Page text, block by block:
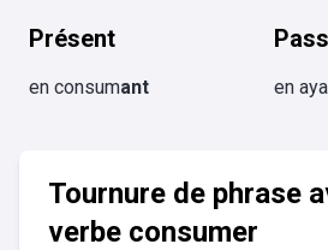
Présent
en consumant en
Tournure de phrase
verbe consumer